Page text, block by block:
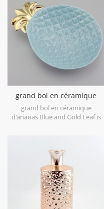
bijoux, vous pouvez mettre des
bonbons et des articles divers
ici, pour les grandes tailles, vous
pouvez mettre de la nourriture
ou des fruits.
grand bol en céramique
ananas bleu et feuille d'or
grand bol en céramique
d'ananas Blue and Gold Leaf is